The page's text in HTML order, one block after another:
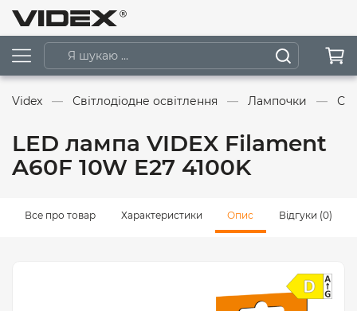
Videx Світлодіодне освітлення Лампочки
LED лампа VIDEX Filament
A60F 10W E27 4100K
Все про товар Характеристики Опис Відгуки (0)